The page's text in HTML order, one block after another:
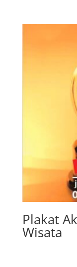
Plakat
Wisata